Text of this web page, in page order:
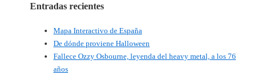
Entradas recientes
Mapa Interactivo de España
De dónde proviene Halloween
Fallece Ozzy Osbourne, leyenda del heavy metal, a los 76
años